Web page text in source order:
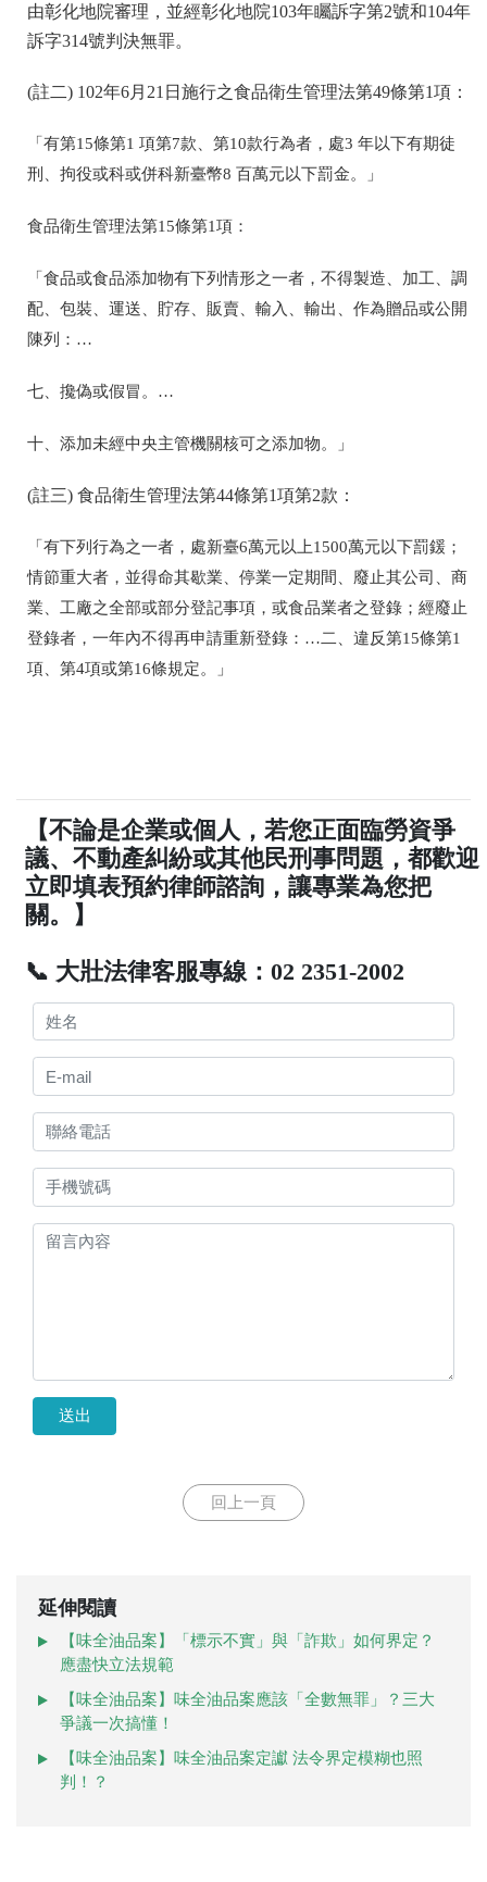
由彰化地院審理，並經彰化地院103年矚訴字第2號和104年
訴字314號判決無罪。
(註二) 102年6月21日施行之食品衛生管理法第49條第1項：
「有第15條第1 項第7款、第10款行為者，處3 年以下有期徒
刑、拘役或科或併科新臺幣8 百萬元以下罰金。」
食品衛生管理法第15條第1項：
「食品或食品添加物有下列情形之一者，不得製造、加工、調
配、包裝、運送、貯存、販賣、輸入、輸出、作為贈品或公開
陳列：…
七、攙偽或假冒。…
十、添加未經中央主管機關核可之添加物。」
(註三) 食品衛生管理法第44條第1項第2款：
「有下列行為之一者，處新臺6萬元以上1500萬元以下罰鍰；
情節重大者，並得命其歇業、停業一定期間、廢止其公司、商
業、工廠之全部或部分登記事項，或食品業者之登錄；經廢止
登錄者，一年內不得再申請重新登錄：…二、違反第15條第1
項、第4項或第16條規定。」
【不論是企業或個人，若您正面臨勞資爭
議、不動產糾紛或其他民刑事問題，都歡迎
立即填表預約律師諮詢，讓專業為您把
關。】
📞 大壯法律客服專線：02 2351-2002
送出
回上一頁
延伸閱讀
【味全油品案】「標示不實」與「詐欺」如何界定？
應盡快立法規範
【味全油品案】味全油品案應該「全數無罪」？三大
爭議一次搞懂！
【味全油品案】味全油品案定讞 法令界定模糊也照
判！？